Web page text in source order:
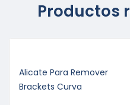
Productos
Alicate Para Remover
Brackets Curva